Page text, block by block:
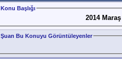
Konu Başlığı
2014
Şuan Bu Konuyu Görüntüleyenler